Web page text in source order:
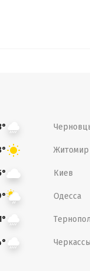
Житомир
Киев
Одесса
Черкассы